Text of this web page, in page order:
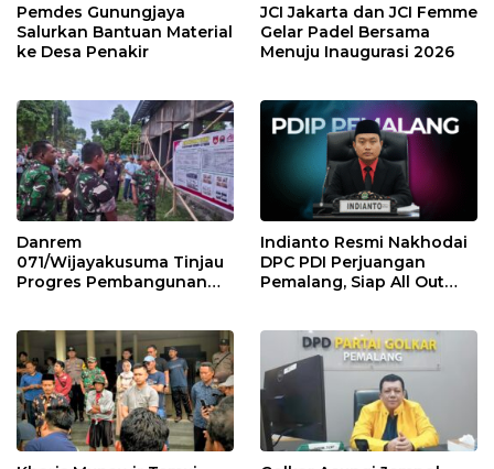
Pemdes Gunungjaya
Salurkan Bantuan Material
ke Desa Penakir
JCI Jakarta dan JCI Femme
Gelar Padel Bersama
Menuju Inaugurasi 2026
Danrem
071/Wijayakusuma Tinjau
Progres Pembangunan
Indianto Resmi Nakhodai
DPC PDI Perjuangan
Pemalang, Siap All Out